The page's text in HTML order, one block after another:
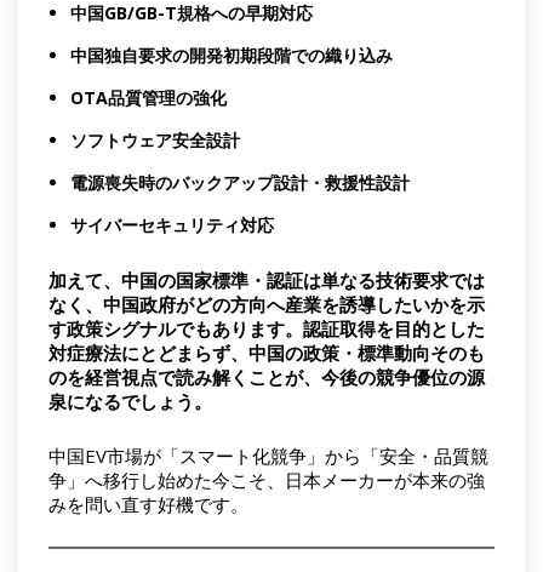
中国GB/GB-T規格への早期対応
中国独自要求の開発初期段階での織り込み
OTA品質管理の強化
ソフトウェア安全設計
電源喪失時のバックアップ設計・救援性設計
サイバーセキュリティ対応
加えて、中国の国家標準・認証は単なる技術要求では
なく、中国政府がどの方向へ産業を誘導したいかを示
す政策シグナルでもあります。認証取得を目的とした
対症療法にとどまらず、中国の政策・標準動向そのも
のを経営視点で読み解くことが、今後の競争優位の源
泉になるでしょう。
中国EV市場が「スマート化競争」から「安全・品質競
争」へ移行し始めた今こそ、日本メーカーが本来の強
みを問い直す好機です。